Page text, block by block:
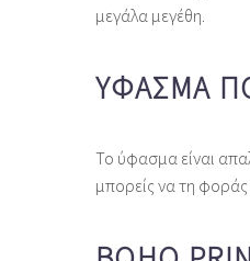
μεγάλα μεγέθη.
ΎΦΑΣΜΑ
Το ύφασμα είναι
μπορείς να τη